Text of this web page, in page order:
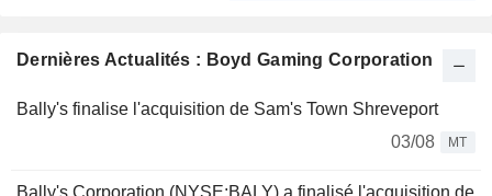
Dernières Actualités : Boyd Gaming Corporation
Bally's finalise l'acquisition de Sam's Town Shreveport
03/08
MT
Bally's Corporation (NYSE:BALY) a finalisé l'acquisition de